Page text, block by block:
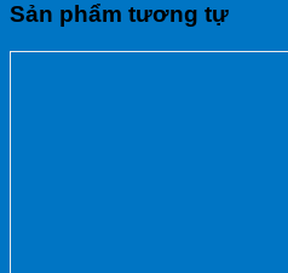
Sản phẩm tương tự